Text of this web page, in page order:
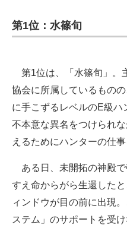
第1位：水篠旬
第1位は、「水篠旬」。
協会に所属しているもの
に手こずるレベルのE級ハ
不本意な異名をつけられ
えるためにハンターの仕
ある日、未開拓の神殿で
すえ命からがら生還した
ィンドウが目の前に出現
ステム」のサポートを受